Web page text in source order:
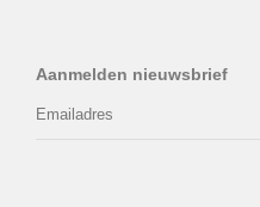
Aanmelden nieuwsbrief